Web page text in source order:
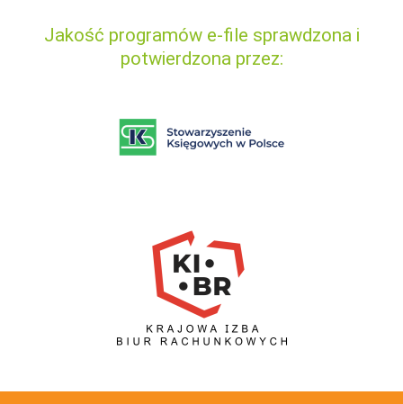
Jakość programów e-file sprawdzona i
potwierdzona przez: